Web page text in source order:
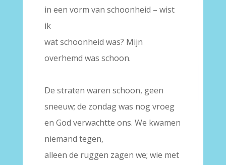
in een vorm van schoonheid – wist
ik
wat schoonheid was? Mijn
overhemd was schoon.
De straten waren schoon, geen
sneeuw; de zondag was nog vroeg
en God verwachtte ons. We kwamen
niemand tegen,
alleen de ruggen zagen we; wie met